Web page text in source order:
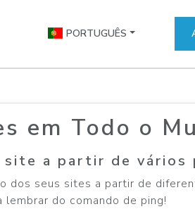
PORTUGUÊS
em Todo o
a partir de vários
dos seus sites a partir de
do comando de ping!